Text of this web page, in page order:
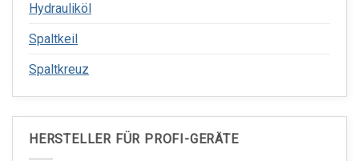
Hydrauliköl
Spaltkeil
Spaltkreuz
HERSTELLER FÜR PROFI-GERÄTE